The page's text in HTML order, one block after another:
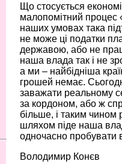
Що стосується
малопомітний процес
наших умовах така
не може ці податки
державою, або не
наша влада так і не
а ми – найбідніша
грошей немає.
заважати реальному
за кордоном, або ж
більше, і таким чином
шляхом піде наша
одночасно пробувати
Володимир Конєв